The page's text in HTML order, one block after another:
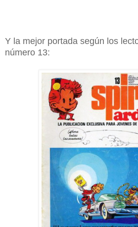
Y la mejor portada según los
número 13: